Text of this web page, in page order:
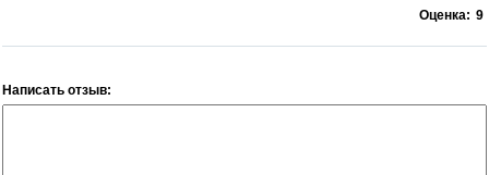
Оценка: 9
Написать отзыв: